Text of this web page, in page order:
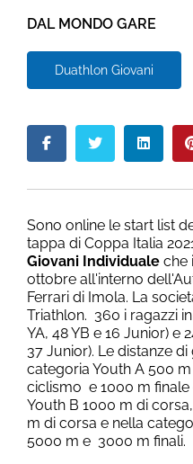
DAL MONDO GARE
Duathlon Giovani
Sono online le start list
tappa di Coppa Italia
Giovani Individuale che
ottobre all'interno
Ferrari di Imola. La
Triathlon. 360 i ragazzi
YA, 48 YB e 16 Junior) e
37 Junior). Le distanze
categoria Youth A 500
ciclismo e 1000 m
Youth B 1000 m di
m di corsa e nella
5000 m e 3000 m finali.